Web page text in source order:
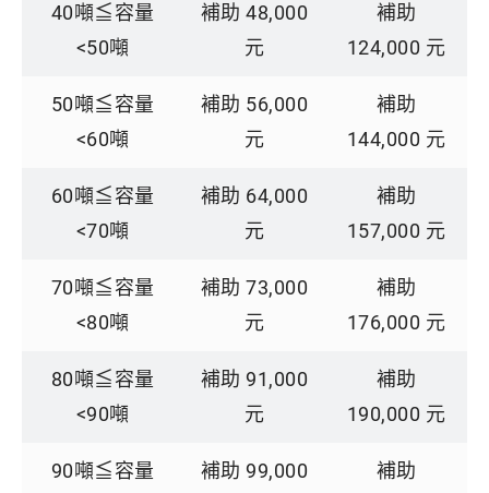
40噸≦容量
<50噸
補助 48,000
元
補助
124,000 元
50噸≦容量
<60噸
補助 56,000
元
補助
144,000 元
60噸≦容量
<70噸
補助 64,000
元
補助
157,000 元
70噸≦容量
<80噸
補助 73,000
元
補助
176,000 元
80噸≦容量
<90噸
補助 91,000
元
補助
190,000 元
90噸≦容量
補助 99,000
補助